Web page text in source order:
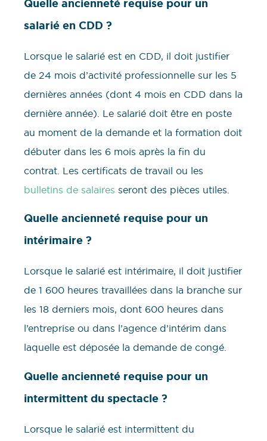
Quelle ancienneté requise pour un
salarié en CDD ?
Lorsque le salarié est en CDD, il doit justifier
de 24 mois d’activité professionnelle sur les 5
dernières années (dont 4 mois en CDD dans la
dernière année). Le salarié doit être en poste
au moment de la demande et la formation doit
débuter dans les 6 mois après la fin du
contrat. Les certificats de travail ou les
bulletins de salaires seront des pièces utiles.
Quelle ancienneté requise pour un
intérimaire ?
Lorsque le salarié est intérimaire, il doit justifier
de 1 600 heures travaillées dans la branche sur
les 18 derniers mois, dont 600 heures dans
l’entreprise ou dans l’agence d’intérim dans
laquelle est déposée la demande de congé.
Quelle ancienneté requise pour un
intermittent du spectacle ?
Lorsque le salarié est intermittent du